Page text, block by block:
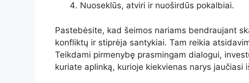
Nuoseklūs, atviri ir nuoširdūs pokalbiai.
Pastebėsite, kad šeimos nariams bendraujant
konfliktų ir stiprėja santykiai. Tam reikia
Teikdami pirmenybę prasmingam dialogui,
kuriate aplinką, kurioje kiekvienas narys jaučiasi